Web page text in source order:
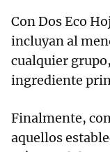
Con Dos Eco
incluyan al
cualquier
ingrediente
Finalmente,
aquellos